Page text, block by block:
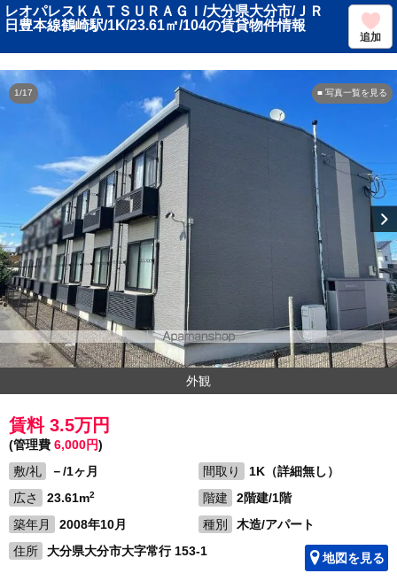
レオパレスＫＡＴＳＵＲＡＧＩ/大分県大分市/ＪＲ
日豊本線鶴崎駅/1K/23.61㎡/104の賃貸物件情報
追加
■ 写真一覧を見る
1/17
外観
賃料 3.5万円
(管理費 6,000円)
敷/礼
－/1ヶ月 間取り
1K（詳細無し）
広さ
23.61m2 階建
2階建/1階
築年月
2008年10月 種別
木造/アパート
住所
大分県大分市大字常行 153-1 地図を見る